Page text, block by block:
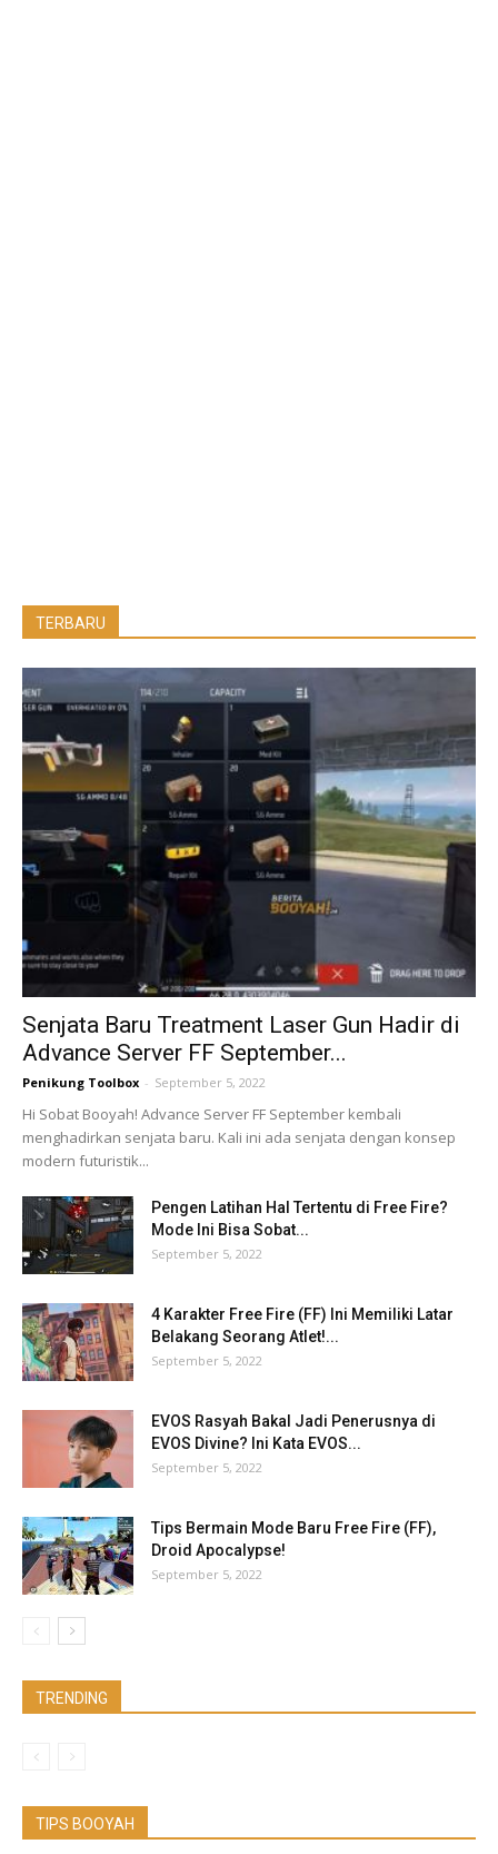
TERBARU
Senjata Baru Treatment Laser Gun Hadir di
Advance Server FF September...
Penikung Toolbox - September 5, 2022
Hi Sobat Booyah! Advance Server FF September kembali
menghadirkan senjata baru. Kali ini ada senjata dengan konsep
modern futuristik...
Pengen Latihan Hal Tertentu di Free Fire?
Mode Ini Bisa Sobat...
September 5, 2022
4 Karakter Free Fire (FF) Ini Memiliki Latar
Belakang Seorang Atlet!...
September 5, 2022
EVOS Rasyah Bakal Jadi Penerusnya di
EVOS Divine? Ini Kata EVOS...
September 5, 2022
Tips Bermain Mode Baru Free Fire (FF),
Droid Apocalypse!
September 5, 2022
TRENDING
TIPS BOOYAH